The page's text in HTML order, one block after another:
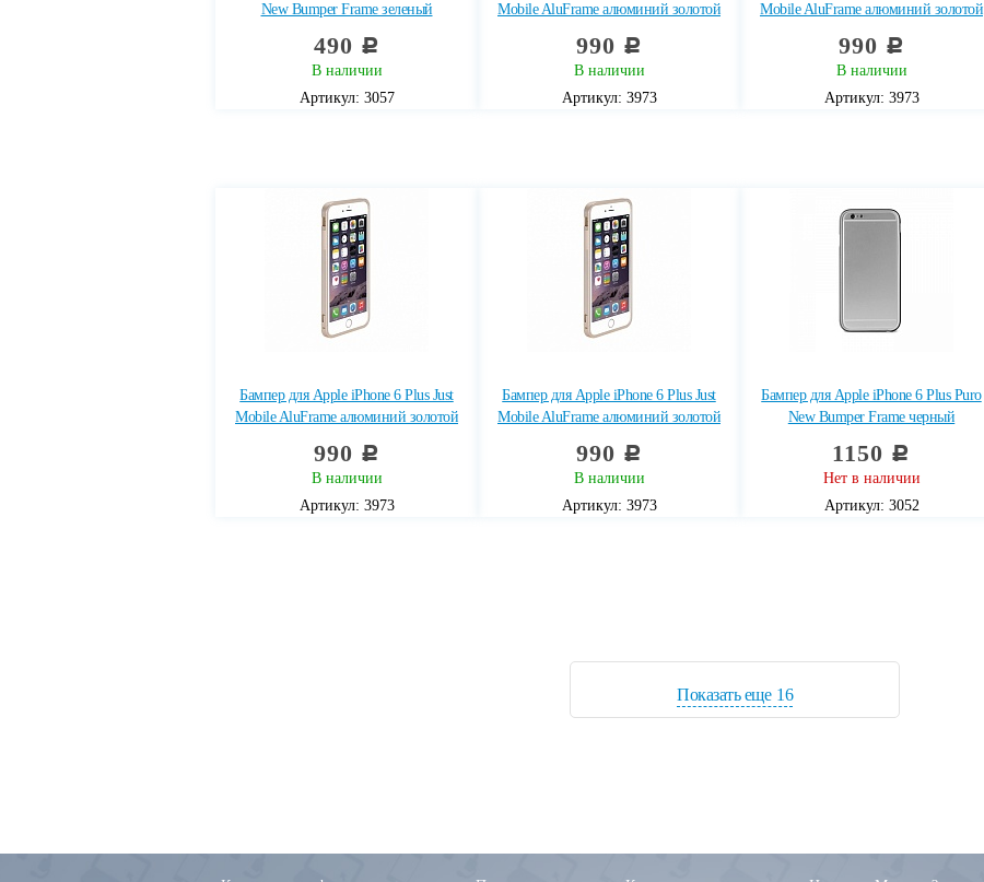
New Bumper Frame зеленый
490 c
В наличии
Артикул: 3057
Mobile AluFrame алюминий золотой
990 c
В наличии
Артикул: 3973
Mobile AluFrame алюминий золотой
990 c
В наличии
Артикул: 3973
Бампер для Apple iPhone 6 Plus Just
Mobile AluFrame алюминий золотой
990 c
В наличии
Артикул: 3973
Бампер для Apple iPhone 6 Plus Just
Mobile AluFrame алюминий золотой
990 c
В наличии
Артикул: 3973
Бампер для Apple iPhone 6 Plus Puro
New Bumper Frame черный
1150 c
Нет в наличии
Артикул: 3052
Показать еще 16